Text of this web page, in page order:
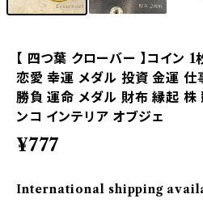
【 四つ葉 クローバー 】コイン
恋愛 幸運 メダル 投資 金運 仕
勝負 運命 メダル 財布 縁起 株
ンコ インテリア オブジェ
¥777
International shipping